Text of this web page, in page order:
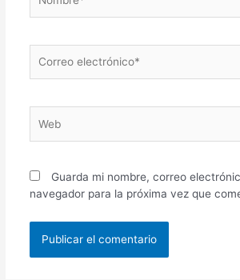
electrónico*
Guarda mi nombre, correo
navegador para la próxima vez que